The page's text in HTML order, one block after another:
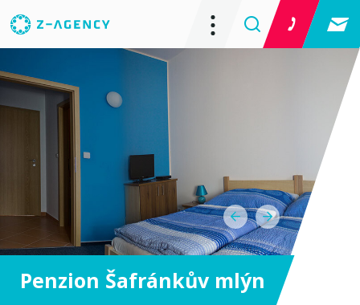
Penzion Šafránkův mlýn